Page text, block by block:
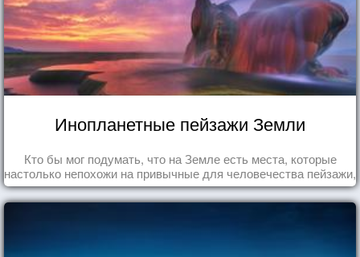
Инопланетные пейзажи Земли
Кто бы мог подумать, что на Земле есть места, которые
настолько непохожи на привычные для человечества пейзажи,
что кажутся и вовсе инопланетными!